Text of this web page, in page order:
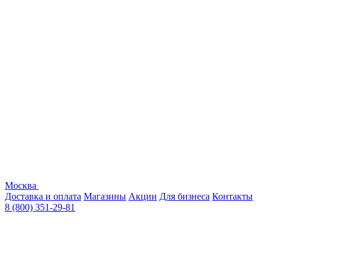
Москва
Доставка и оплата Магазины Акции Для бизнеса Контакты
8 (800) 351-29-81